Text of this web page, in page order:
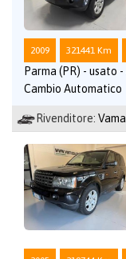
2009 321441 Km
Parma (PR) - usato
Cambio Automatico
Rivenditore: